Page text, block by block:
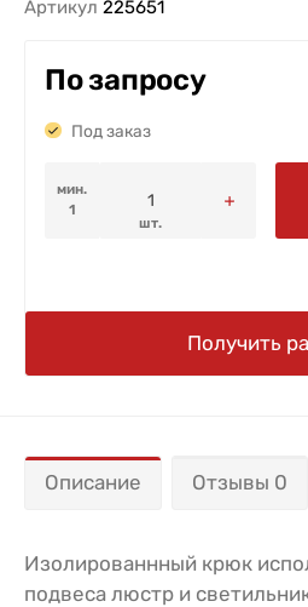
Артикул 225651
По запросу
Под заказ
мин.
1
шт.
Получить
Описание Отзывы 0
Изолированнный крюк
подвеса люстр и